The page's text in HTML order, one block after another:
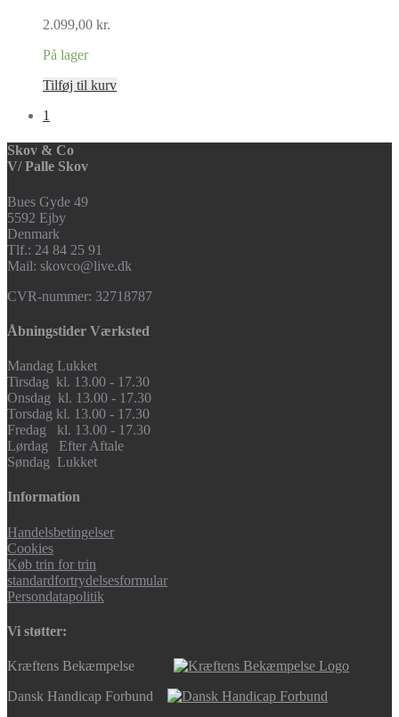
2.099,00 kr.
På lager
Tilføj til kurv
1
Skov & Co
V/ Palle Skov
Bues Gyde 49
5592 Ejby
Denmark
Tlf.: 24 84 25 91
Mail: skovco@live.dk
CVR-nummer: 32718787
Åbningstider Værksted
Mandag Lukket
Tirsdag kl. 13.00 - 17.30
Onsdag kl. 13.00 - 17.30
Torsdag kl. 13.00 - 17.30
Fredag kl. 13.00 - 17.30
Lørdag Efter Aftale
Søndag Lukket
Information
Handelsbetingelser
Cookies
Køb trin for trin
standardfortrydelsesformular
Persondatapolitik
Vi støtter:
Kræftens Bekæmpelse
Dansk Handicap Forbund